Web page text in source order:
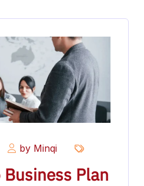
by Minqi
Plan